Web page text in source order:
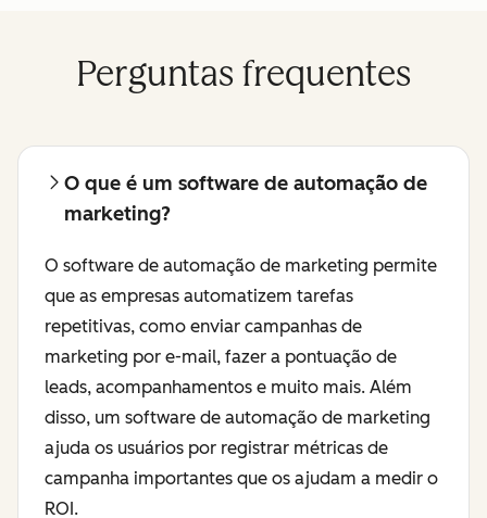
Perguntas frequentes
O que é um software de automação de
marketing?
O software de automação de marketing permite
que as empresas automatizem tarefas
repetitivas, como enviar campanhas de
marketing por e-mail, fazer a pontuação de
leads, acompanhamentos e muito mais. Além
disso, um software de automação de marketing
ajuda os usuários por registrar métricas de
campanha importantes que os ajudam a medir o
ROI.